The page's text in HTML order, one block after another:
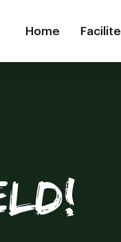
Home